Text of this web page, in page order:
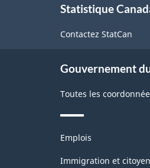
Statistique
Contactez StatCan
Gouvernement
Toutes les
Thèmes
sujets
Emplois
Immigration et